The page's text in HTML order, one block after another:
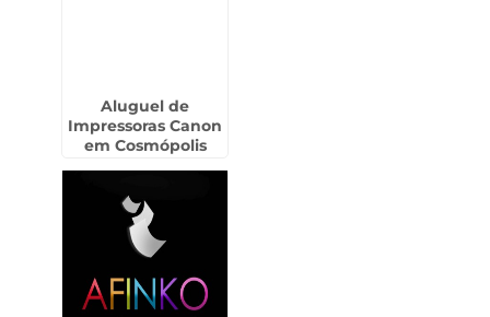
Aluguel de
Impressoras Canon
em Cosmópolis